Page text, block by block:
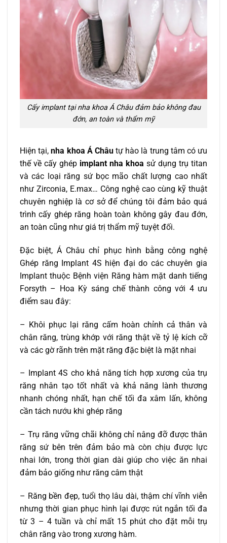
Cấy implant tại nha khoa Á Châu đảm bảo không đau
đớn, an toàn và thẩm mỹ
Hiện tại,nha khoa Á Châutự hào là trung tâm có ưu
thế về cấy ghép implant nha khoa sử dụng trụ titan
và các loại răng sứ bọc mão chất lượng cao nhất
như Zirconia, E.max… Công nghệ cao cùng kỹ thuật
chuyên nghiệp là cơ sở để chúng tôi đảm bảo quá
trình cấy ghép răng hoàn toàn không gây đau đớn,
an toàn cũng như giá trị thẩm mỹ tuyệt đối.
Đặc biệt, Á Châu chỉ phục hình bằng công nghệ
Ghép răng Implant 4S hiện đại do các chuyên gia
Implant thuộc Bệnh viện Răng hàm mặt danh tiếng
Forsyth – Hoa Kỳ sáng chế thành công với 4 ưu
điểm sau đây:
– Khôi phục lại răng cấm hoàn chỉnh cả thân và
chân răng, trùng khớp với răng thật về tỷ lệ kích cỡ
và các gờ rãnh trên mặt răng đặc biệt là mặt nhai
– Implant 4S cho khả năng tích hợp xương của trụ
răng nhân tạo tốt nhất và khả năng lành thương
nhanh chóng nhất, hạn chế tối đa xâm lấn, không
cần tách nướu khi ghép răng
– Trụ răng vững chãi không chỉ nâng đỡ được thân
răng sứ bên trên đảm bảo mà còn chịu được lực
nhai lớn, trong thời gian dài giúp cho việc ăn nhai
đảm bảo giống như răng câm thật
– Răng bền đẹp, tuổi thọ lâu dài, thậm chí vĩnh viễn
nhưng thời gian phục hình lại được rút ngắn tối đa
từ 3 – 4 tuần và chỉ mất 15 phút cho đặt mỗi trụ
chân răng vào trong xương hàm.